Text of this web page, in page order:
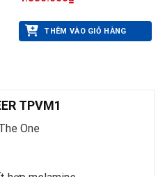
THÊM VÀO GIỎ HÀNG
TPVM1
One